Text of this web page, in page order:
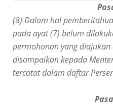
(8) Dalam hal
pada ayat (7) belum
permohonan yang
disampaikan kepada
tercatat dalam daftar